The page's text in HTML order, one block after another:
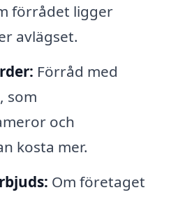
förrådet ligger
avlägset.
Förråd med
som
och
kosta mer.
Om företaget